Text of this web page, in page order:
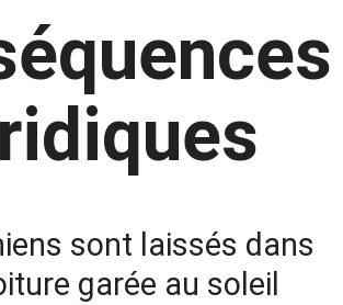
sont laissés dans
garée au soleil